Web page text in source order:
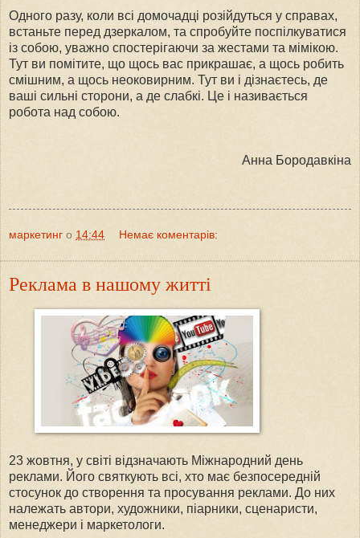
Одного разу, коли всі домочадці розійдуться у справах,
встаньте перед дзеркалом, та спробуйте поспілкуватися
із собою, уважно спостерігаючи за жестами та мімікою.
Тут ви помітите, що щось вас прикрашає, а щось робить
смішним, а щось неоковирним. Тут ви і дізнаєтесь, де
ваші сильні сторони, а де слабкі. Це і називається
робота над собою.
Анна Бородавкіна
маркетинг о 14:44 Немає коментарів:
Реклама в нашому житті
23 жовтня, у світі відзначають Міжнародний день
реклами. Його святкують всі, хто має безпосередній
стосунок до створення та просування реклами. До них
належать автори, художники, піарники, сценаристи,
менеджери і маркетологи.